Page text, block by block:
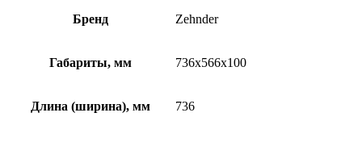
Бренд Zehnder
Габариты, мм 736x566x100
Длина (ширина), мм 736